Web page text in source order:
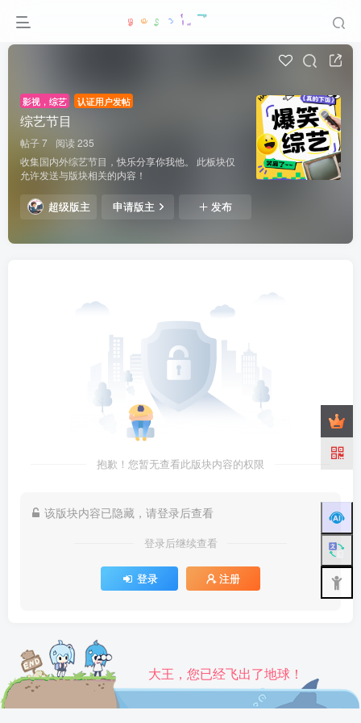
影视，综艺 认证用户发帖
综艺节目
帖子 7
阅读 235
收集国内外综艺节目，快乐分享你我他。 此板块仅
允许发送与版块相关的内容！
超级版主 申请版主 发布
抱歉！您暂无查看此版块内容的权限
该版块内容已隐藏，请登录后查看
登录后继续查看
登录 注册
大王，您已经飞出了地球！